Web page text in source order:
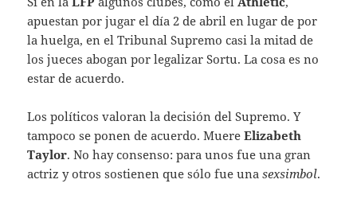
apuestan por jugar el día 2 de abril en lugar de por
la huelga, en el Tribunal Supremo casi la mitad de
los jueces abogan por legalizar Sortu. La cosa es no
estar de acuerdo.
Los políticos valoran la decisión del Supremo. Y
tampoco se ponen de acuerdo. MuereElizabeth
Taylor. No hay consenso: para unos fue una gran
actriz y otros sostienen que sólo fue una sexsimbol.